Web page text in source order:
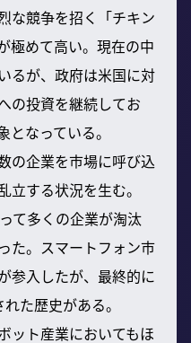
な競争を招く「チキン
極めて高い。現在の中
るが、政府は米国に対
の投資を継続してお
なっている。
の企業を市場に呼び込
立する状況を生む。
て多くの企業が淘汰
た。スマートフォン市
参入したが、最終的に
た歴史がある。
ット産業においてもほ